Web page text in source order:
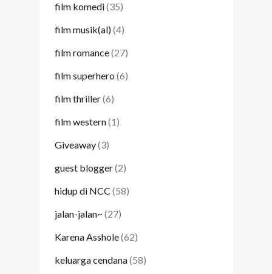
film komedi(35)
film musik(al)(4)
film romance(27)
film superhero (6)
film thriller(6)
film western(1)
Giveaway(3)
guest blogger(2)
hidup di NCC (58)
jalan-jalan~(27)
Karena Asshole(62)
keluarga cendana(58)